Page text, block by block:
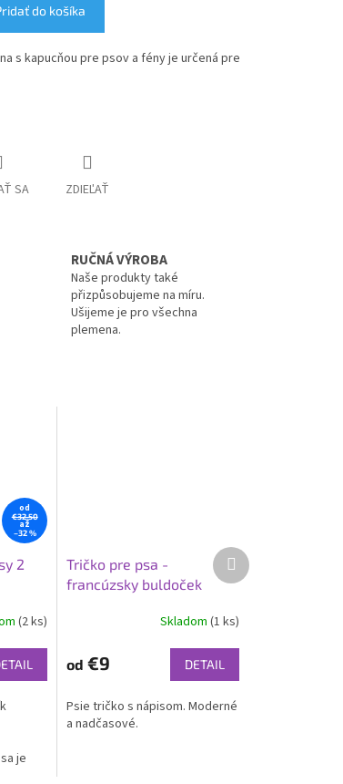
do košíka
s kapucňou pre psov a fény je určená pre
SA ZDIEĽAŤ
RUČNÁ VÝROBA
Naše produkty také
přizpůsobujeme na míru.
Ušijeme je pro všechna
plemena.
od
€32,50
až
–32 %
2
(2 ks)
je
Tričko pre psa -
francúzsky buldoček
Skladom (1 ks)
od €9 DETAIL
Psie tričko s nápisom. Moderné
a nadčasové.
Ďalší
produkt